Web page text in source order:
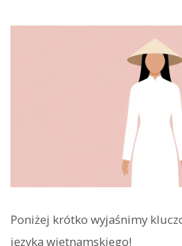
Poniżej krótko wyjaśnimy
języka wietnamskiego!